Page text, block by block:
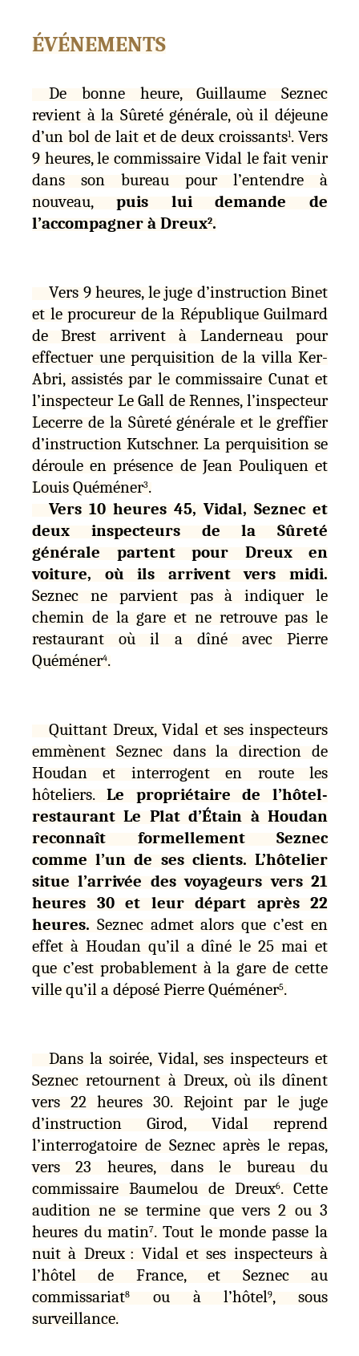
ÉVÉNEMENTS
De bonne heure, Guillaume Seznec
revient à la Sûreté générale, où il déjeune
d’un bol de lait et de deux croissants1. Vers
9 heures, le commissaire Vidal le fait venir
dans son bureau pour l’entendre à
nouveau, puis lui demande de
l’accompagner à Dreux2.
Vers 9 heures, le juge d’instruction Binet
et le procureur de la République Guilmard
de Brest arrivent à Landerneau pour
effectuer une perquisition de la villa Ker-
Abri, assistés par le commissaire Cunat et
l’inspecteur Le Gall de Rennes, l’inspecteur
Lecerre de la Sûreté générale et le greffier
d’instruction Kutschner. La perquisition se
déroule en présence de Jean Pouliquen et
Louis Quéméner3.
Vers 10 heures 45, Vidal, Seznec et
deux inspecteurs de la Sûreté
générale partent pour Dreux en
voiture, où ils arrivent vers midi.
Seznec ne parvient pas à indiquer le
chemin de la gare et ne retrouve pas le
restaurant où il a dîné avec Pierre
Quéméner4.
Quittant Dreux, Vidal et ses inspecteurs
emmènent Seznec dans la direction de
Houdan et interrogent en route les
hôteliers. Le propriétaire de l’hôtel-
restaurant Le Plat d’Étain à Houdan
reconnaît formellement Seznec
comme l’un de ses clients. L’hôtelier
situe l’arrivée des voyageurs vers 21
heures 30 et leur départ après 22
heures. Seznec admet alors que c’est en
effet à Houdan qu’il a dîné le 25 mai et
que c’est probablement à la gare de cette
ville qu’il a déposé Pierre Quéméner5.
Dans la soirée, Vidal, ses inspecteurs et
Seznec retournent à Dreux, où ils dînent
vers 22 heures 30. Rejoint par le juge
d’instruction Girod, Vidal reprend
l’interrogatoire de Seznec après le repas,
vers 23 heures, dans le bureau du
commissaire Baumelou de Dreux6. Cette
audition ne se termine que vers 2 ou 3
heures du matin7. Tout le monde passe la
nuit à Dreux : Vidal et ses inspecteurs à
l’hôtel de France, et Seznec au
commissariat8 ou à l’hôtel9, sous
surveillance.